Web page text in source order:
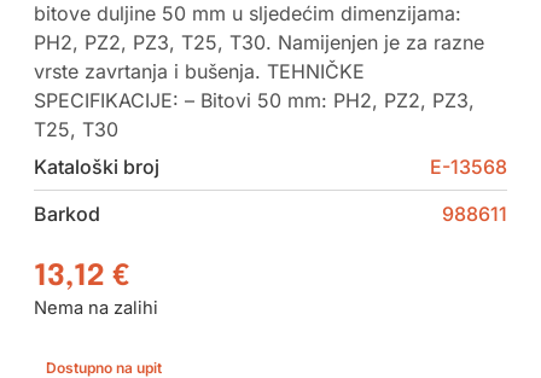
bitove duljine 50 mm u sljedećim dimenzijama:
PH2, PZ2, PZ3, T25, T30. Namijenjen je za razne
vrste zavrtanja i bušenja. TEHNIČKE
SPECIFIKACIJE: – Bitovi 50 mm: PH2, PZ2, PZ3,
T25, T30
Kataloški broj
E-13568
Barkod
988611
13,12 €
Nema na zalihi
Dostupno na upit